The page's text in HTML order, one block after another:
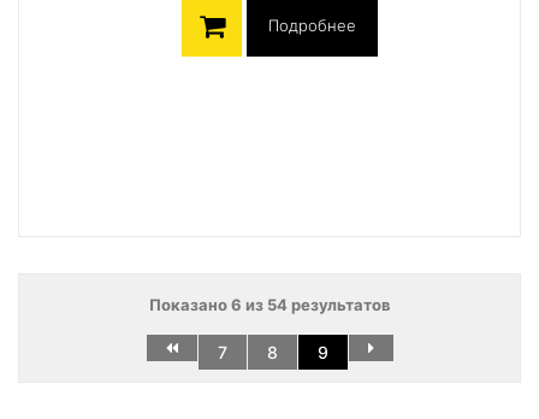
Подробнее
Показано 6 из 54 результатов
7 8 9